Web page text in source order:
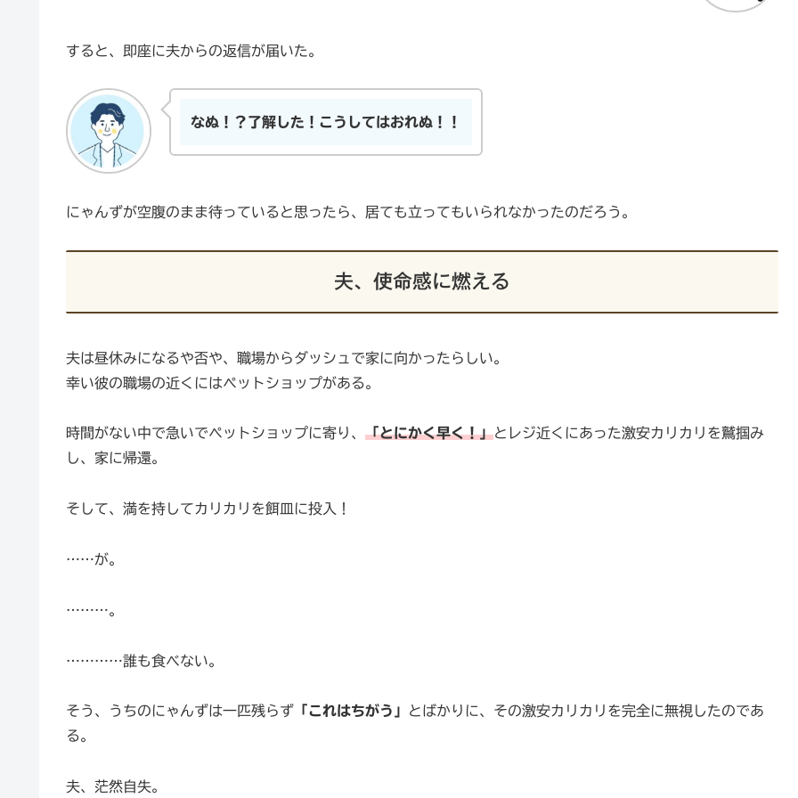
すると、即座に夫からの返信が届いた。
なぬ！？了解した！こうしてはおれぬ！！
にゃんずが空腹のまま待っていると思ったら、居ても立ってもいられなかったのだろう。
夫、使命感に燃える
夫は昼休みになるや否や、職場からダッシュで家に向かったらしい。
幸い彼の職場の近くにはペットショップがある。
時間がない中で急いでペットショップに寄り、 「とにかく早く！」とレジ近くにあった激安カリカリを鷲掴み
し、家に帰還。
そして、満を持してカリカリを餌皿に投入！
……が。
………。
…………誰も食べない。
そう、うちのにゃんずは一匹残らず 「これはちがう」
とばかりに、その激安カリカリを完全に無視したのであ
る。
夫、茫然自失。